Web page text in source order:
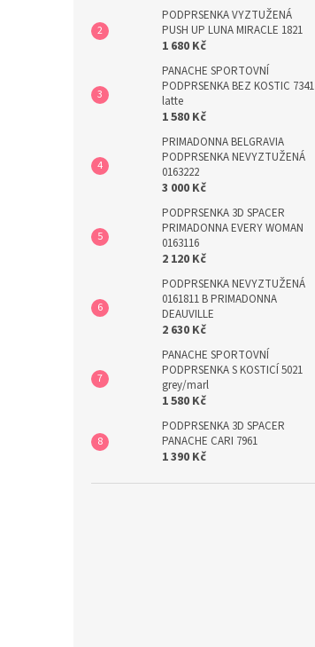
PODPRSENKA VYZTUŽENÁ
PUSH UP LUNA MIRACLE 1821
1 680 Kč
PANACHE SPORTOVNÍ
PODPRSENKA BEZ KOSTIC 7341
latte
1 580 Kč
PRIMADONNA BELGRAVIA
PODPRSENKA NEVYZTUŽENÁ
0163222
3 000 Kč
PODPRSENKA 3D SPACER
PRIMADONNA EVERY WOMAN
0163116
2 120 Kč
PODPRSENKA NEVYZTUŽENÁ
0161811 B PRIMADONNA
DEAUVILLE
2 630 Kč
PANACHE SPORTOVNÍ
PODPRSENKA S KOSTICÍ 5021
grey/marl
1 580 Kč
PODPRSENKA 3D SPACER
PANACHE CARI 7961
1 390 Kč